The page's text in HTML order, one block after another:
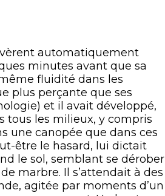
automatiquement
minutes avant que sa
fluidité dans les
plus perçante que ses
et il avait développé,
tous les milieux, y compris
une canopée que dans ces
être le hasard, lui dictait
le sol, semblant se dérober
marbre. Il s’attendait à des
agitée par moments d’un